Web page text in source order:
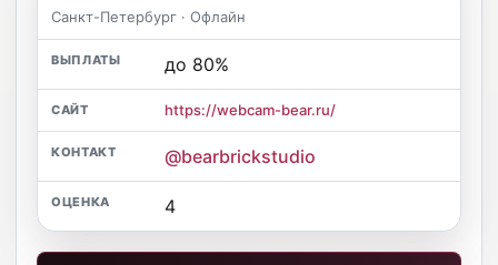
Санкт-Петербург · Офлайн
до 80%
https://webcam-bear.ru/
@bearbrickstudio
4